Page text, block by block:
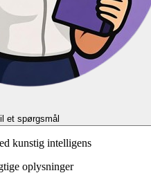
et spørgsmål
kunstig intelligens
oplysninger